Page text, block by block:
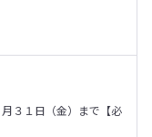
３１日（金）まで【必